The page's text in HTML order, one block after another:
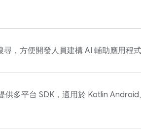
尋，方便開發人員建構 AI 輔助應用程式
供多平台 SDK，適用於 Kotlin Android